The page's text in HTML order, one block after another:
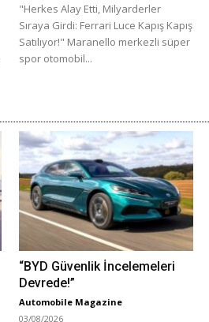
"Herkes Alay Etti, Milyarderler
Sıraya Girdi: Ferrari Luce Kapış Kapış
Satılıyor!" Maranello merkezli süper
spor otomobil...
“BYD Güvenlik İncelemeleri
Devrede!”
Automobile Magazine
03/08/2026